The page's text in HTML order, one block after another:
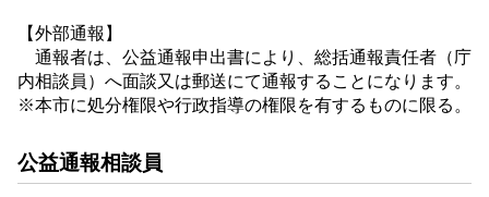
【外部通報】
通報者は、公益通報申出書により、総括通報責任者（庁
内相談員）へ面談又は郵送にて通報することになります。
※本市に処分権限や行政指導の権限を有するものに限る。
公益通報相談員